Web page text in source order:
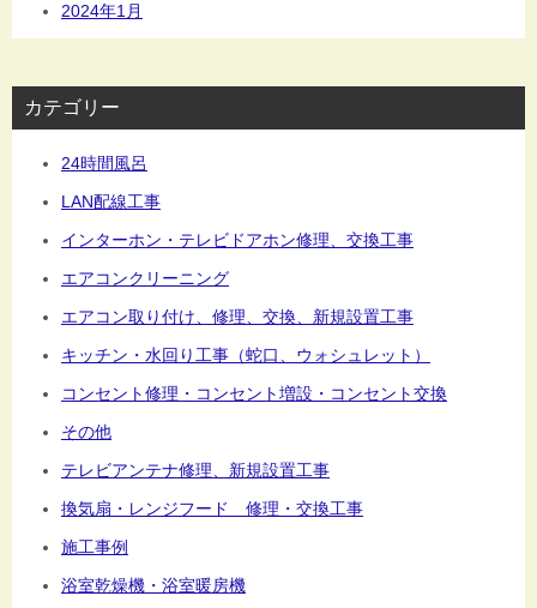
2024年1月
カテゴリー
24時間風呂
LAN配線工事
インターホン・テレビドアホン修理、交換工事
エアコンクリーニング
エアコン取り付け、修理、交換、新規設置工事
キッチン・水回り工事（蛇口、ウォシュレット）
コンセント修理・コンセント増設・コンセント交換
その他
テレビアンテナ修理、新規設置工事
換気扇・レンジフード 修理・交換工事
施工事例
浴室乾燥機・浴室暖房機